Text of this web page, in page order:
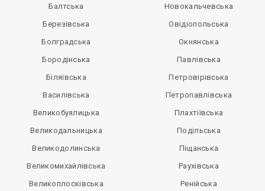
Балтська
Березівська
Болградська
Бородінська
Біляївська
Василівська
Великобуялицька
Великодальницька
Великодолинська
Великомихайлівська
Великоплосківська
Новокальчевська
Овідіопольська
Окнянська
Павлівська
Петровірівська
Петропавлівська
Плахтіївська
Подільська
Піщанська
Раухівська
Ренійська